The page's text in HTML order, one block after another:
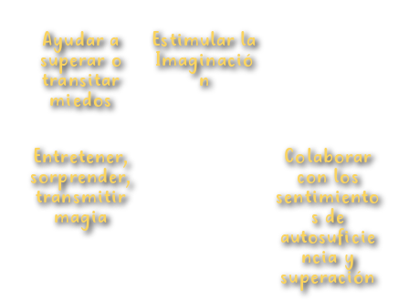
Ayudar a
superar o
transitar
miedos
Estimular la
Imaginació
n
Entretener,
sorprender,
transmitir
magia
Colaborar
con los
sentimiento
s de
autosuficie
ncia y
superación